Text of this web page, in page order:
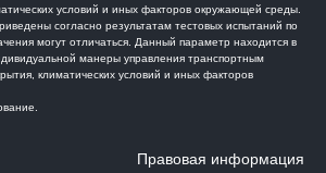
условий и иных факторов окружающей среды.
согласно результатам тестовых испытаний по
могут отличаться. Данный параметр находится в
манеры управления транспортным
климатических условий и иных факторов
Правовая информация